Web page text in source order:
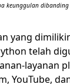
keunggulan dibanding
yang
telah
layanan
YouTube,